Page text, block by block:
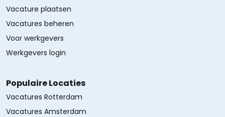
Vacature plaatsen
Vacatures beheren
Voor werkgevers
Werkgevers login
Populaire Locaties
Vacatures Rotterdam
Vacatures Amsterdam